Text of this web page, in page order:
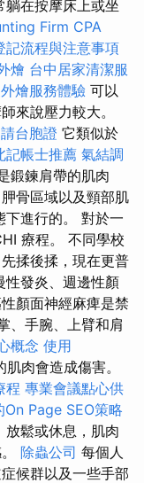
在按摩床上或坐
Firm CPA
記流程與注意事項
燴 台中居家清潔服
燴服務體驗 可以
來說壓力較大。
台胞證 它類似於
記帳士推薦 氣結調
鍛鍊肩帶的肌肉
骨區域以及頸部肌
下進行的。 對於一
療程。 不同學校
揉後揉，現在更普
性發炎、週邊性顏
顏面神經麻痺是禁
、手腕、上臂和肩
概念 使用
肉會造成傷害。
程 專業會議點心供
Page SEO策略
放鬆或休息，肌肉
除蟲公司 每個人
候群以及一些手部